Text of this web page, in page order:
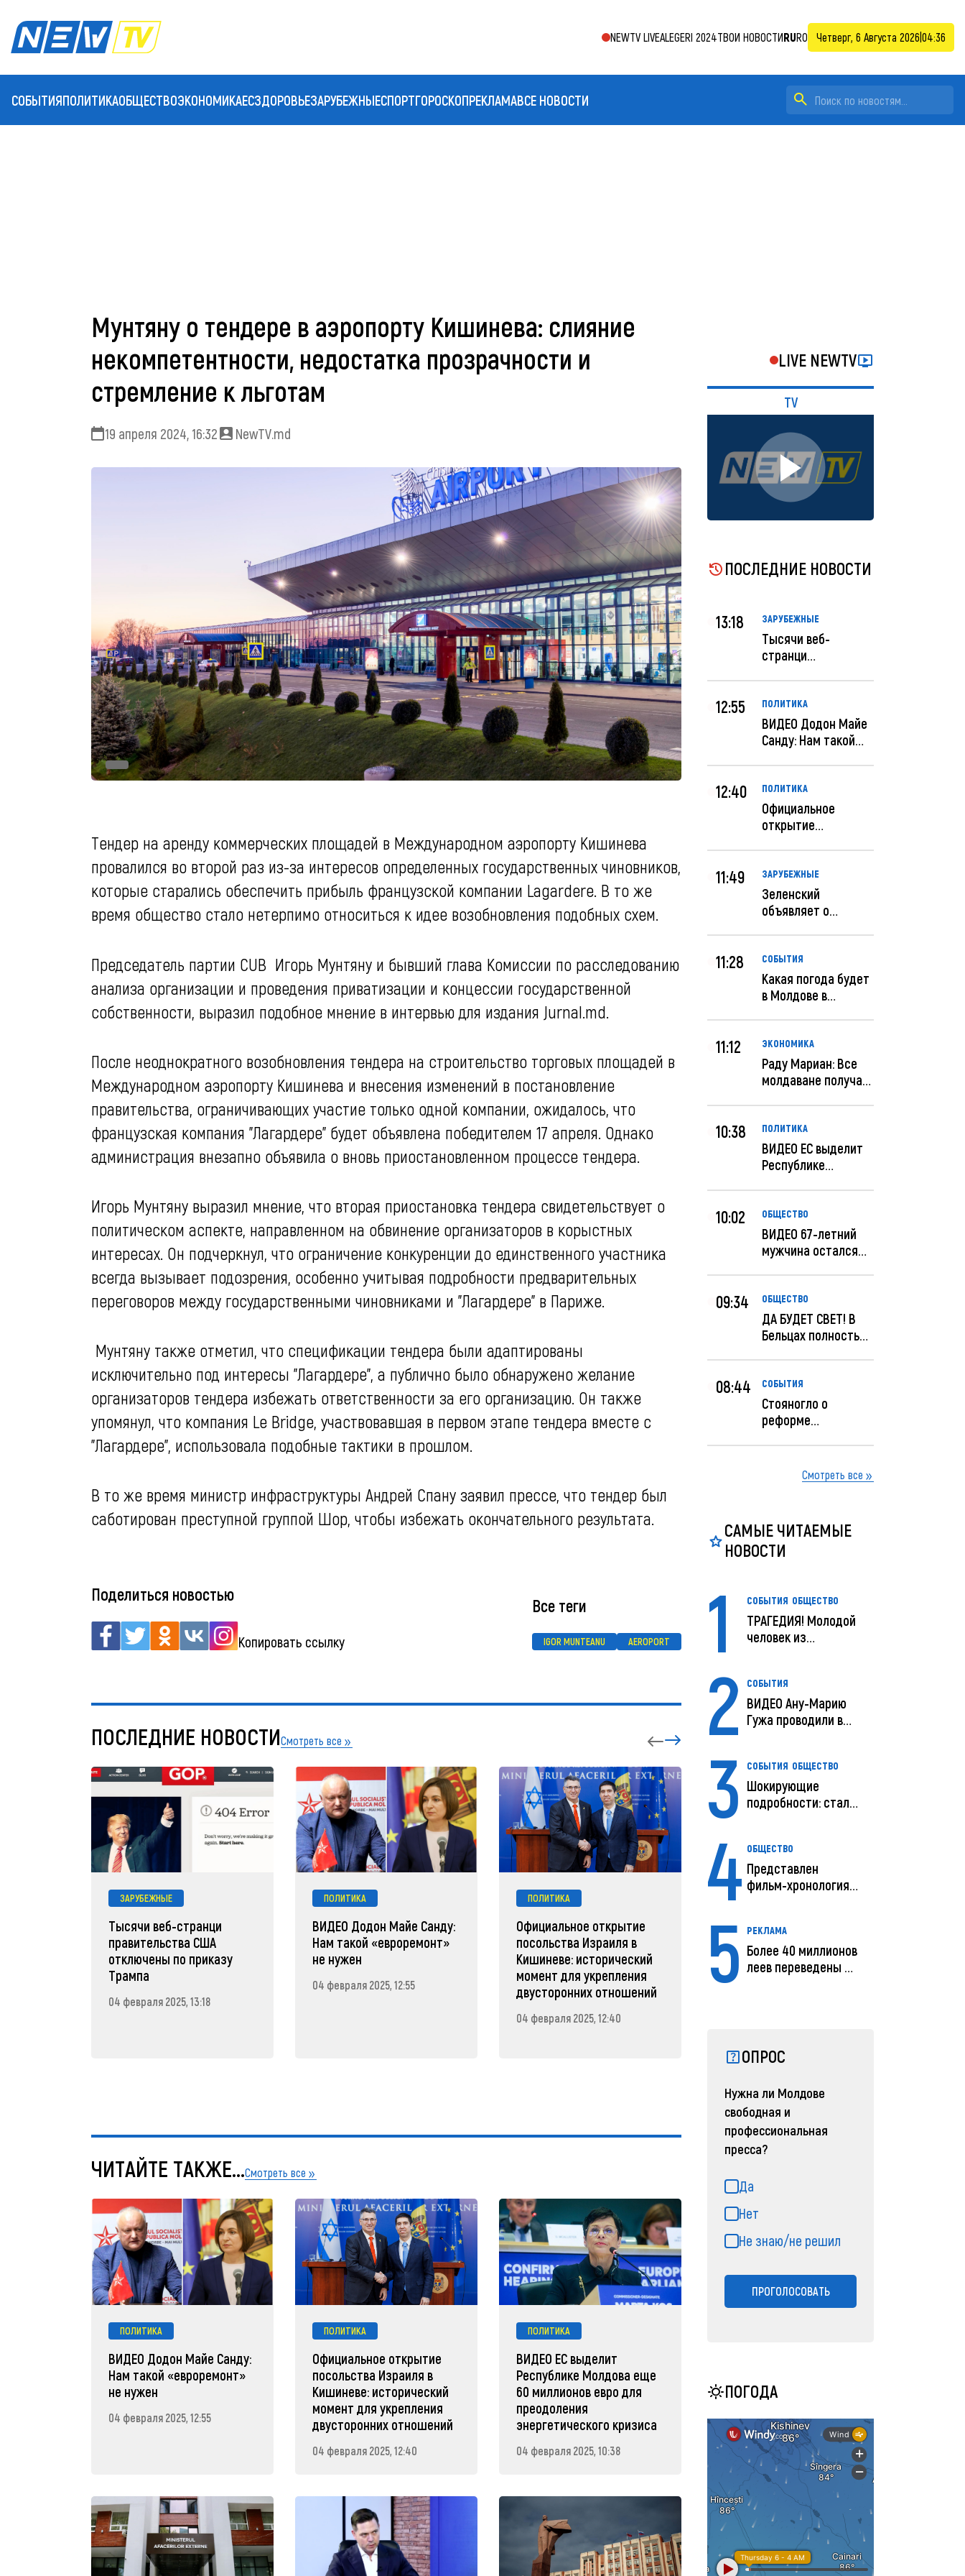
NEWTV LIVEALEGERI 2024ТВОИ НОВОСТИRURO Четверг, 6 Августа 2026 04:36
СОБЫТИЯПОЛИТИКАОБЩЕСТВОЭКОНОМИКАЕСЗДОРОВЬЕЗАРУБЕЖНЫЕСПОРТГОРОСКОПРЕКЛАМАВСЕ НОВОСТИ
Мунтяну о тендере в аэропорту Кишинева: слияние
некомпетентности, недостатка прозрачности и
стремление к льготам
19 апреля 2024, 16:32 NewTV.md
Тендер на аренду коммерческих площадей в Международном аэропорту Кишинева
провалился во второй раз из-за интересов определенных государственных чиновников,
которые старались обеспечить прибыль французской компании Lagardere. В то же
время общество стало нетерпимо относиться к идее возобновления подобных схем.
Председатель партии CUB Игорь Мунтяну и бывший глава Комиссии по расследованию
анализа организации и проведения приватизации и концессии государственной
собственности, выразил подобное мнение в интервью для издания Jurnal.md.
После неоднократного возобновления тендера на строительство торговых площадей в
Международном аэропорту Кишинева и внесения изменений в постановление
правительства, ограничивающих участие только одной компании, ожидалось, что
французская компания "Лагардере" будет объявлена победителем 17 апреля. Однако
администрация внезапно объявила о вновь приостановленном процессе тендера.
Игорь Мунтяну выразил мнение, что вторая приостановка тендера свидетельствует о
политическом аспекте, направленном на обвинение организаторов в корыстных
интересах. Он подчеркнул, что ограничение конкуренции до единственного участника
всегда вызывает подозрения, особенно учитывая подробности предварительных
переговоров между государственными чиновниками и "Лагардере" в Париже.
Мунтяну также отметил, что спецификации тендера были адаптированы
исключительно под интересы "Лагардере", а публично было обнаружено желание
организаторов тендера избежать ответственности за его организацию. Он также
упомянул, что компания Le Bridge, участвовавшая в первом этапе тендера вместе с
"Лагардере", использовала подобные тактики в прошлом.
В то же время министр инфраструктуры Андрей Спану заявил прессе, что тендер был
саботирован преступной группой Шор, чтобы избежать окончательного результата.
Поделиться новостью
Копировать ссылку
Все теги
IGOR MUNTEANU AEROPORT
ПОСЛЕДНИЕ НОВОСТИСмотреть все
ЗАРУБЕЖНЫЕ
Тысячи веб-странци
правительства США
отключены по приказу
Трампа
04 февраля 2025, 13:18
ПОЛИТИКА
ВИДЕО Додон Майе Санду:
Нам такой «евроремонт»
не нужен
04 февраля 2025, 12:55
ПОЛИТИКА
Официальное открытие
посольства Израиля в
Кишиневе: исторический
момент для укрепления
двусторонних отношений
04 февраля 2025, 12:40
ЗАРУБЕЖНЫЕ
Зеленский объявляет о
радикальной
реструктуризации армии
04 февраля 2025, 11:49
ЧИТАЙТЕ ТАКЖЕ...Смотреть все
ПОЛИТИКА
ВИДЕО Додон Майе Санду:
Нам такой «евроремонт»
не нужен
04 февраля 2025, 12:55
ПОЛИТИКА
Официальное открытие
посольства Израиля в
Кишиневе: исторический
момент для укрепления
двусторонних отношений
04 февраля 2025, 12:40
ПОЛИТИКА
ВИДЕО ЕС выделит
Республике Молдова еще
60 миллионов евро для
преодоления
энергетического кризиса
04 февраля 2025, 10:38
LIVE NEWTV
TV
ПОСЛЕДНИЕ НОВОСТИ
13:18 ЗАРУБЕЖНЫЕ
Тысячи веб-
странци
12:55 ПОЛИТИКА
ВИДЕО Додон Майе
Санду: Нам такой
12:40 ПОЛИТИКА
Официальное
открытие
Кишиневе: и...
11:49 ЗАРУБЕЖНЫЕ
Зеленский
объявляет о
ар...
11:28 СОБЫТИЯ
Какая погода будет
в Молдове в
11:12 ЭКОНОМИКА
Раду Мариан: Все
молдаване получат
10:38 ПОЛИТИКА
ВИДЕО ЕС выделит
Республике
10:02 ОБЩЕСТВО
ВИДЕО 67-летний
мужчина остался
09:34 ОБЩЕСТВО
ДА БУДЕТ СВЕТ! В
Бельцах полностью
08:44 СОБЫТИЯ
Стояногло о
реформе
реформир...Смотреть все
САМЫЕ ЧИТАЕМЫЕ
НОВОСТИ
1 СОБЫТИЯ ОБЩЕСТВО
ТРАГЕДИЯ! Молодой
человек из
2 СОБЫТИЯ
ВИДЕО Ану-Марию
Гужа проводили в
3 СОБЫТИЯ ОБЩЕСТВО
Шокирующие
подробности: стали
4 ОБЩЕСТВО
Представлен
фильм-хронология
5 РЕКЛАМА
Более 40 миллионов
леев переведены с
ОПРОС
Нужна ли Молдове
свободная и
профессиональная
пресса?
Да
Нет
Не знаю/не решил
ПРОГОЛОСОВАТЬ
ПОГОДА